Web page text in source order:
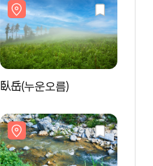
臥岳(누운오름)